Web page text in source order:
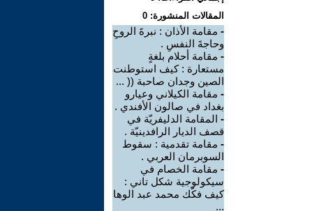
المقالات المنشورة: 0
- مقامة الأذان : نبرةَ الروحِ
وحاجةَ النفسِ .
- مقامة أحلام بلغةٍ
مستعارة : كيف استوطنت
الصين وجدان صاحبة (( ...
- مقامة الكيلاني وعيارو
بغداد في صالون الأفندي .
- المقامة الدليفريّة في
قصف الديار الرافدينيّة .
- مقامة تقدمية : سقوط
السوبرمان العربي .
- مقامة الخصام في
سيكولوجية شكل تاني :
كيف فكّك محمد عبد الوها
...